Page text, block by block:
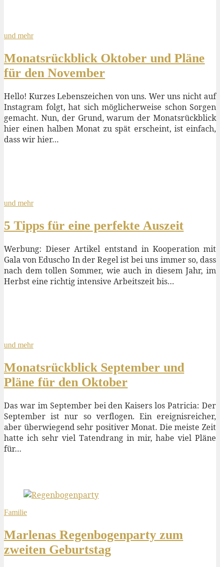
und mehr
Monatsrückblick Oktober und Pläne
für den November
Hello! Kurzes Lebenszeichen von uns. Wer uns nicht auf
Instagram folgt, hat sich möglicherweise schon Sorgen
gemacht. Nun, der Grund, warum der Monatsrückblick
hier einen halben Monat zu spät erscheint, ist einfach,
dass wir hier…
und mehr
5 Tipps für eine perfekte Auszeit
Werbung: Dieser Artikel entstand in Kooperation mit
Gala von Eduscho In der Regel ist bei uns immer so, dass
nach dem tollen Sommer, wie auch in diesem Jahr, im
Herbst eine richtig intensive Arbeitszeit bis…
und mehr
Monatsrückblick September und
Pläne für den Oktober
Das war im September bei den Kaisers los Patricia: Der
September ist nur so verflogen. Ein ereignisreicher,
aber überwiegend sehr positiver Monat. Die meiste Zeit
hatte ich sehr viel Tatendrang in mir, habe viel Pläne
für…
Familie
Marlenas Regenbogenparty zum
zweiten Geburtstag